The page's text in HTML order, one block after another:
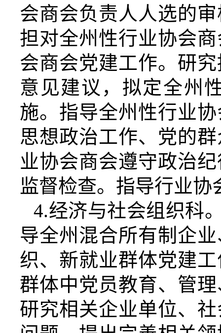
会商会负责人人选的
担对全州 性行业协会
会商会党建工作。研
意见建议，拟定全州
施。指导全州 性行业
思想政治工作、党的
业协会商会遵守政治
监督检查。指导行业
4.经济与社会组织科
导全州 混合所有制企
织、新就业群体党建
群体中党员教育、管
研究相关企业单位、